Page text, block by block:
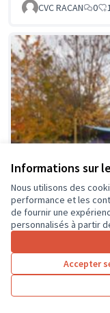
Informations sur
Nous utilisons des
performance et les
de fournir une
personnalisés à partir
Accepter
CVC RACAN
0
La classe en